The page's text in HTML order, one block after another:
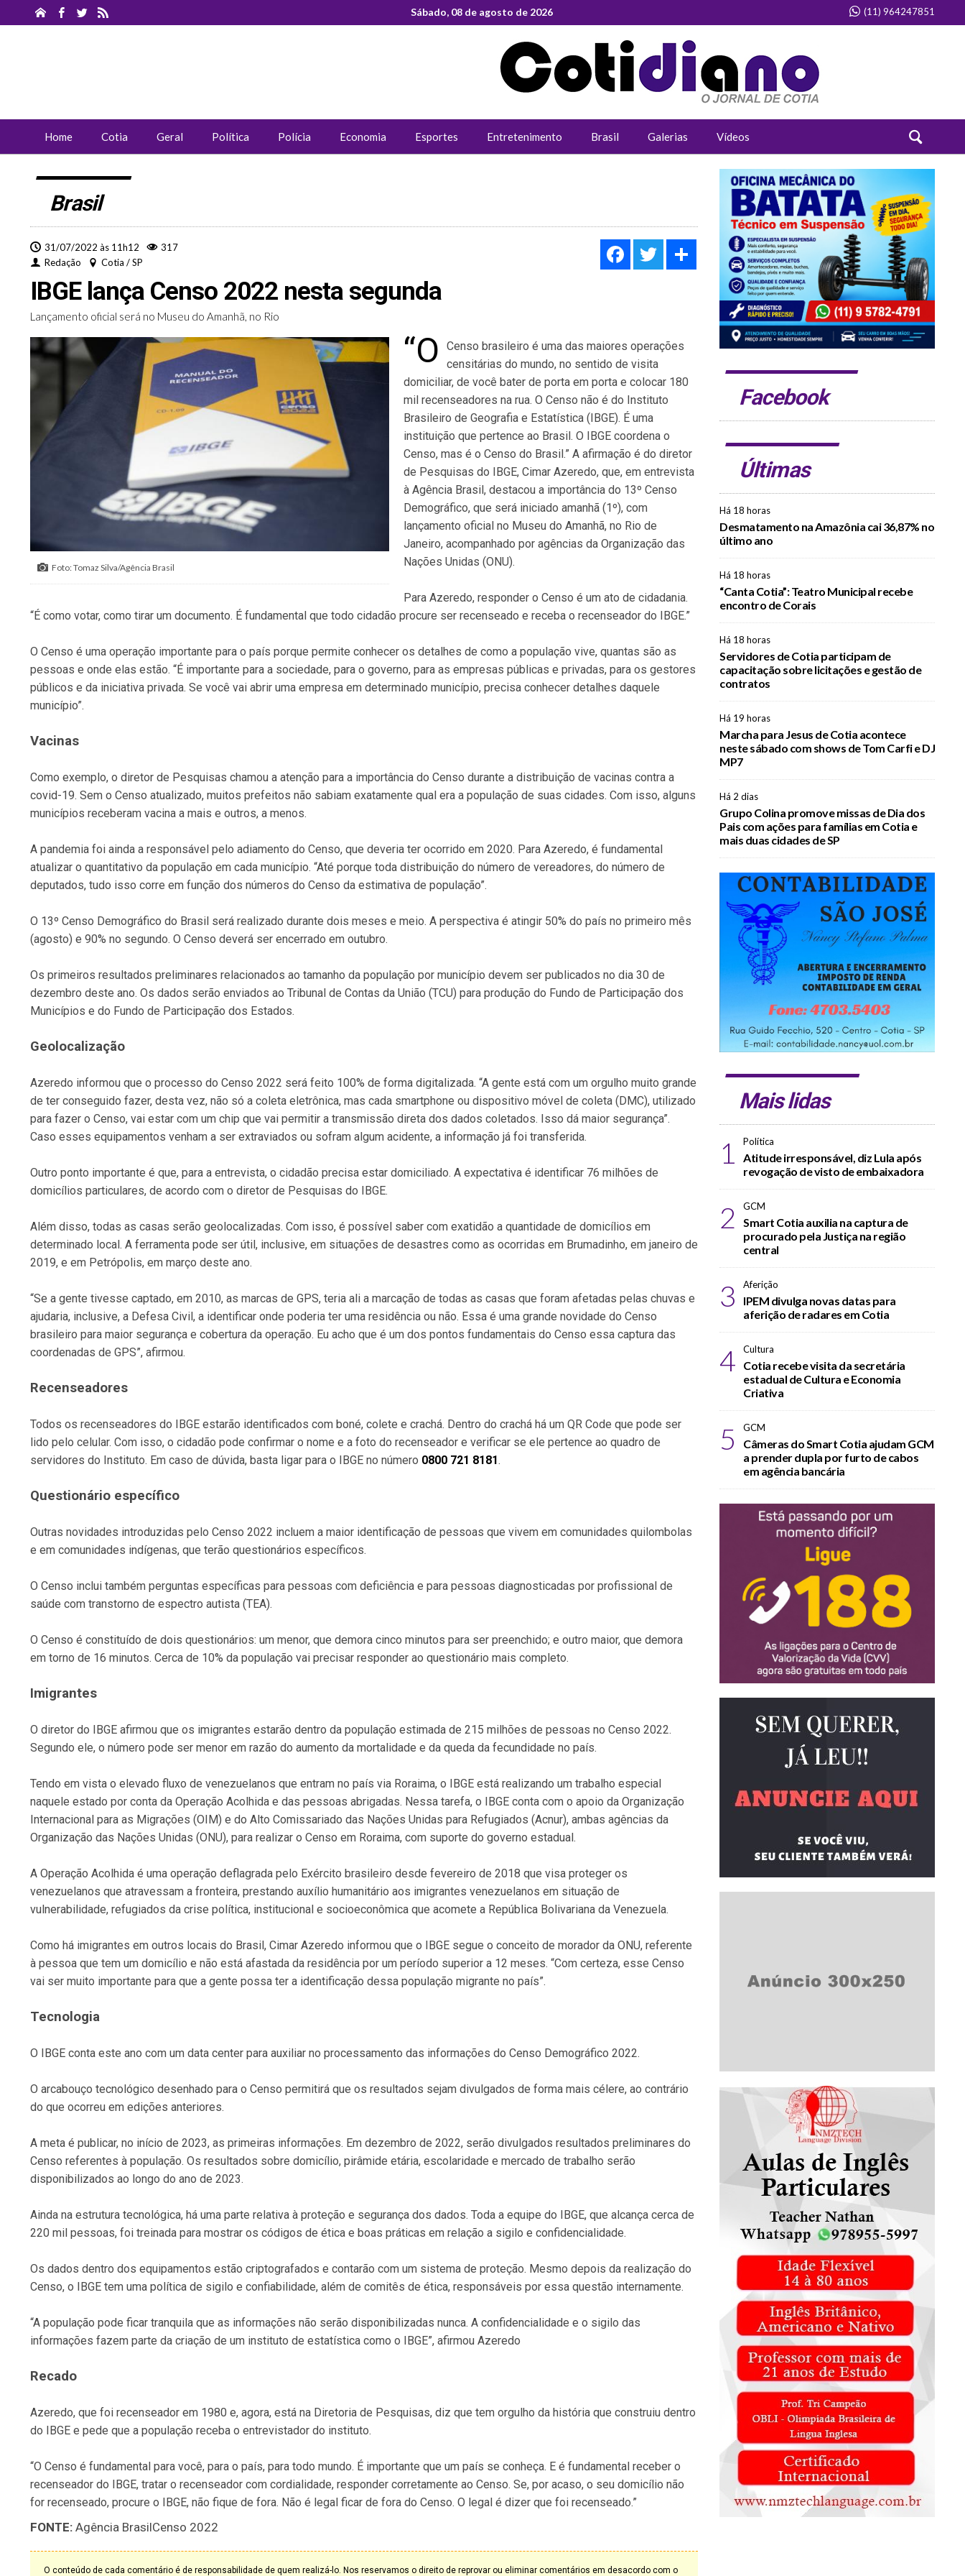
Sábado, 08 de agosto de 2026 (11) 964247851
Home Cotia Geral Política Polícia Economia Esportes Entretenimento Brasil Galerias Vídeos
Brasil
31/07/2022 às 11h12
317
Redação
Cotia / SP
FacebookTwitter
IBGE lança Censo 2022 nesta segunda
Lançamento oficial será no Museu do Amanhã, no Rio
Foto: Tomaz Silva/Agência Brasil
“O
Censo brasileiro é uma das maiores operações
censitárias do mundo, no sentido de visita
domiciliar, de você bater de porta em porta e colocar 180
mil recenseadores na rua. O Censo não é do Instituto
Brasileiro de Geografia e Estatística (IBGE). É uma
instituição que pertence ao Brasil. O IBGE coordena o
Censo, mas é o Censo do Brasil.” A afirmação é do diretor
de Pesquisas do IBGE, Cimar Azeredo, que, em entrevista
à Agência Brasil, destacou a importância do 13º Censo
Demográfico, que será iniciado amanhã (1º), com
lançamento oficial no Museu do Amanhã, no Rio de
Janeiro, acompanhado por agências da Organização das
Nações Unidas (ONU).
Para Azeredo, responder o Censo é um ato de cidadania.
“É como votar, como tirar um documento. É fundamental que todo cidadão procure ser recenseado e receba o recenseador do IBGE.”
O Censo é uma operação importante para o país porque permite conhecer os detalhes de como a população vive, quantas são as
pessoas e onde elas estão. “É importante para a sociedade, para o governo, para as empresas públicas e privadas, para os gestores
públicos e da iniciativa privada. Se você vai abrir uma empresa em determinado município, precisa conhecer detalhes daquele
município”.
Vacinas
Como exemplo, o diretor de Pesquisas chamou a atenção para a importância do Censo durante a distribuição de vacinas contra a
covid-19. Sem o Censo atualizado, muitos prefeitos não sabiam exatamente qual era a população de suas cidades. Com isso, alguns
municípios receberam vacina a mais e outros, a menos.
A pandemia foi ainda a responsável pelo adiamento do Censo, que deveria ter ocorrido em 2020. Para Azeredo, é fundamental
atualizar o quantitativo da população em cada município. “Até porque toda distribuição do número de vereadores, do número de
deputados, tudo isso corre em função dos números do Censo da estimativa de população”.
O 13º Censo Demográfico do Brasil será realizado durante dois meses e meio. A perspectiva é atingir 50% do país no primeiro mês
(agosto) e 90% no segundo. O Censo deverá ser encerrado em outubro.
Os primeiros resultados preliminares relacionados ao tamanho da população por município devem ser publicados no dia 30 de
dezembro deste ano. Os dados serão enviados ao Tribunal de Contas da União (TCU) para produção do Fundo de Participação dos
Municípios e do Fundo de Participação dos Estados.
Geolocalização
Azeredo informou que o processo do Censo 2022 será feito 100% de forma digitalizada. “A gente está com um orgulho muito grande
de ter conseguido fazer, desta vez, não só a coleta eletrônica, mas cada smartphone ou dispositivo móvel de coleta (DMC), utilizado
para fazer o Censo, vai estar com um chip que vai permitir a transmissão direta dos dados coletados. Isso dá maior segurança”.
Caso esses equipamentos venham a ser extraviados ou sofram algum acidente, a informação já foi transferida.
Outro ponto importante é que, para a entrevista, o cidadão precisa estar domiciliado. A expectativa é identificar 76 milhões de
domicílios particulares, de acordo com o diretor de Pesquisas do IBGE.
Além disso, todas as casas serão geolocalizadas. Com isso, é possível saber com exatidão a quantidade de domicílios em
determinado local. A ferramenta pode ser útil, inclusive, em situações de desastres como as ocorridas em Brumadinho, em janeiro de
2019, e em Petrópolis, em março deste ano.
“Se a gente tivesse captado, em 2010, as marcas de GPS, teria ali a marcação de todas as casas que foram afetadas pelas chuvas e
ajudaria, inclusive, a Defesa Civil, a identificar onde poderia ter uma residência ou não. Essa é uma grande novidade do Censo
brasileiro para maior segurança e cobertura da operação. Eu acho que é um dos pontos fundamentais do Censo essa captura das
coordenadas de GPS”, afirmou.
Recenseadores
Todos os recenseadores do IBGE estarão identificados com boné, colete e crachá. Dentro do crachá há um QR Code que pode ser
lido pelo celular. Com isso, o cidadão pode confirmar o nome e a foto do recenseador e verificar se ele pertence ao quadro de
servidores do Instituto. Em caso de dúvida, basta ligar para o IBGE no número 0800 721 8181.
Questionário específico
Outras novidades introduzidas pelo Censo 2022 incluem a maior identificação de pessoas que vivem em comunidades quilombolas
e em comunidades indígenas, que terão questionários específicos.
O Censo inclui também perguntas específicas para pessoas com deficiência e para pessoas diagnosticadas por profissional de
saúde com transtorno de espectro autista (TEA).
O Censo é constituído de dois questionários: um menor, que demora cinco minutos para ser preenchido; e outro maior, que demora
em torno de 16 minutos. Cerca de 10% da população vai precisar responder ao questionário mais completo.
Imigrantes
O diretor do IBGE afirmou que os imigrantes estarão dentro da população estimada de 215 milhões de pessoas no Censo 2022.
Segundo ele, o número pode ser menor em razão do aumento da mortalidade e da queda da fecundidade no país.
Tendo em vista o elevado fluxo de venezuelanos que entram no país via Roraima, o IBGE está realizando um trabalho especial
naquele estado por conta da Operação Acolhida e das pessoas abrigadas. Nessa tarefa, o IBGE conta com o apoio da Organização
Internacional para as Migrações (OIM) e do Alto Comissariado das Nações Unidas para Refugiados (Acnur), ambas agências da
Organização das Nações Unidas (ONU), para realizar o Censo em Roraima, com suporte do governo estadual.
A Operação Acolhida é uma operação deflagrada pelo Exército brasileiro desde fevereiro de 2018 que visa proteger os
venezuelanos que atravessam a fronteira, prestando auxílio humanitário aos imigrantes venezuelanos em situação de
vulnerabilidade, refugiados da crise política, institucional e socioeconômica que acomete a República Bolivariana da Venezuela.
Como há imigrantes em outros locais do Brasil, Cimar Azeredo informou que o IBGE segue o conceito de morador da ONU, referente
à pessoa que tem um domicílio e não está afastada da residência por um período superior a 12 meses. “Com certeza, esse Censo
vai ser muito importante para que a gente possa ter a identificação dessa população migrante no país”.
Tecnologia
O IBGE conta este ano com um data center para auxiliar no processamento das informações do Censo Demográfico 2022.
O arcabouço tecnológico desenhado para o Censo permitirá que os resultados sejam divulgados de forma mais célere, ao contrário
do que ocorreu em edições anteriores.
A meta é publicar, no início de 2023, as primeiras informações. Em dezembro de 2022, serão divulgados resultados preliminares do
Censo referentes à população. Os resultados sobre domicílio, pirâmide etária, escolaridade e mercado de trabalho serão
disponibilizados ao longo do ano de 2023.
Ainda na estrutura tecnológica, há uma parte relativa à proteção e segurança dos dados. Toda a equipe do IBGE, que alcança cerca de
220 mil pessoas, foi treinada para mostrar os códigos de ética e boas práticas em relação a sigilo e confidencialidade.
Os dados dentro dos equipamentos estão criptografados e contarão com um sistema de proteção. Mesmo depois da realização do
Censo, o IBGE tem uma política de sigilo e confiabilidade, além de comitês de ética, responsáveis por essa questão internamente.
“A população pode ficar tranquila que as informações não serão disponibilizadas nunca. A confidencialidade e o sigilo das
informações fazem parte da criação de um instituto de estatística como o IBGE”, afirmou Azeredo
Recado
Azeredo, que foi recenseador em 1980 e, agora, está na Diretoria de Pesquisas, diz que tem orgulho da história que construiu dentro
do IBGE e pede que a população receba o entrevistador do instituto.
“O Censo é fundamental para você, para o país, para todo mundo. É importante que um país se conheça. E é fundamental receber o
recenseador do IBGE, tratar o recenseador com cordialidade, responder corretamente ao Censo. Se, por acaso, o seu domicílio não
for recenseado, procure o IBGE, não fique de fora. Não é legal ficar de fora do Censo. O legal é dizer que foi recenseado.”
FONTE: Agência BrasilCenso 2022
O conteúdo de cada comentário é de responsabilidade de quem realizá-lo. Nos reservamos o direito de reprovar ou eliminar comentários em desacordo com o
Facebook
Últimas
Há 18 horas
Desmatamento na Amazônia cai 36,87% no
último ano
Há 18 horas
“Canta Cotia”: Teatro Municipal recebe
encontro de Corais
Há 18 horas
Servidores de Cotia participam de
capacitação sobre licitações e gestão de
contratos
Há 19 horas
Marcha para Jesus de Cotia acontece
neste sábado com shows de Tom Carfi e DJ
MP7
Há 2 dias
Grupo Colina promove missas de Dia dos
Pais com ações para famílias em Cotia e
mais duas cidades de SP
Mais lidas
1 Política
Atitude irresponsável, diz Lula após
revogação de visto de embaixadora
2 GCM
Smart Cotia auxilia na captura de
procurado pela Justiça na região
central
3 Aferição
IPEM divulga novas datas para
aferição de radares em Cotia
4 Cultura
Cotia recebe visita da secretária
estadual de Cultura e Economia
Criativa
5 GCM
Câmeras do Smart Cotia ajudam GCM
a prender dupla por furto de cabos
em agência bancária